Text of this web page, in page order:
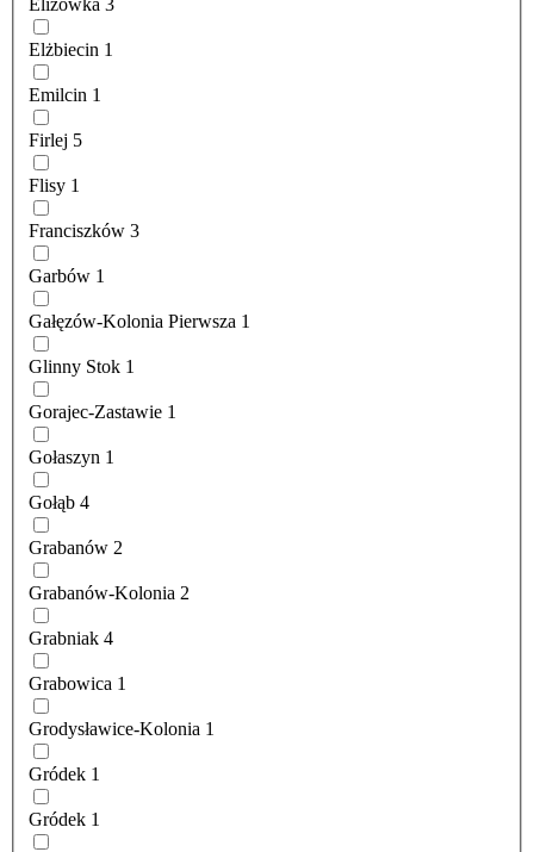
Elizówka 3
Elżbiecin 1
Emilcin 1
Firlej 5
Flisy 1
Franciszków 3
Garbów 1
Gałęzów-Kolonia Pierwsza 1
Glinny Stok 1
Gorajec-Zastawie 1
Gołaszyn 1
Gołąb 4
Grabanów 2
Grabanów-Kolonia 2
Grabniak 4
Grabowica 1
Grodysławice-Kolonia 1
Gródek 1
Gródek 1